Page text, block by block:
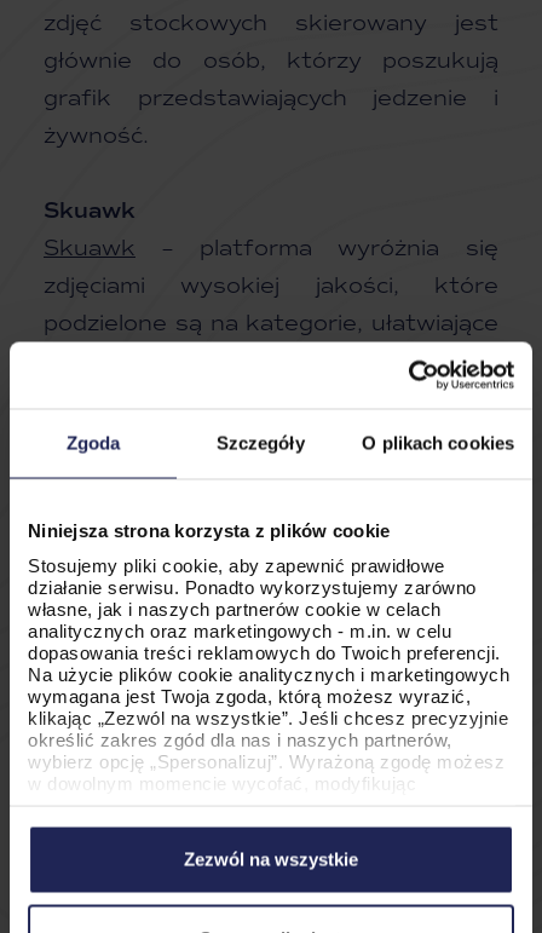
Zgoda Szczegóły O plikach cookies
Niniejsza strona korzysta z plików cookie
Stosujemy pliki cookie, aby zapewnić prawidłowe
działanie serwisu. Ponadto wykorzystujemy zarówno
własne, jak i naszych partnerów cookie w celach
analitycznych oraz marketingowych - m.in. w celu
dopasowania treści reklamowych do Twoich preferencji.
Na użycie plików cookie analitycznych i marketingowych
wymagana jest Twoja zgoda, którą możesz wyrazić,
klikając „Zezwól na wszystkie”. Jeśli chcesz precyzyjnie
określić zakres zgód dla nas i naszych partnerów,
wybierz opcję „Spersonalizuj”. Wyrażoną zgodę możesz
w dowolnym momencie wycofać, modyfikując
Korzystanie z plików cookie w wymienionych celach
wiąże się z przetwarzaniem Twoich danych osobowych.
Administratorem tych danych jest PromoAgency sp. z
o.o., a w niektórych przypadkach także nasi partnerzy.
Szczegółowe informacje na temat stosowania cookie
Zezwól na wszystkie
zdjęć stockowych skierowany jest
głównie do osób, którzy poszukują
grafik przedstawiających jedzenie i
żywność.
Skuawk
Skuawk – platforma wyróżnia się
zdjęciami wysokiej jakości, które
podzielone są na kategorie, ułatwiające
tym samym nawigację po portalu.
Picjumbo
Picjumbo– dostępne tu materiały
ogólna kategoryzacja ułatwia
odnalezienie najlepszego materiału.
SplitShire
SplitShire– ten bank zdjęć udostępnia
za darmo wysokiej jakości materiały
graficzne, jak i wideo
New Old Stock
New Old Stock– propozycja dla